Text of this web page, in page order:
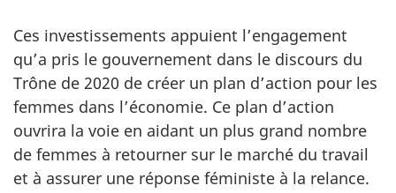
Ces investissements appuient l’engagement
qu’a pris le gouvernement dans le discours du
Trône de 2020 de créer un plan d’action pour les
femmes dans l’économie. Ce plan d’action
ouvrira la voie en aidant un plus grand nombre
de femmes à retourner sur le marché du travail
et à assurer une réponse féministe à la relance.